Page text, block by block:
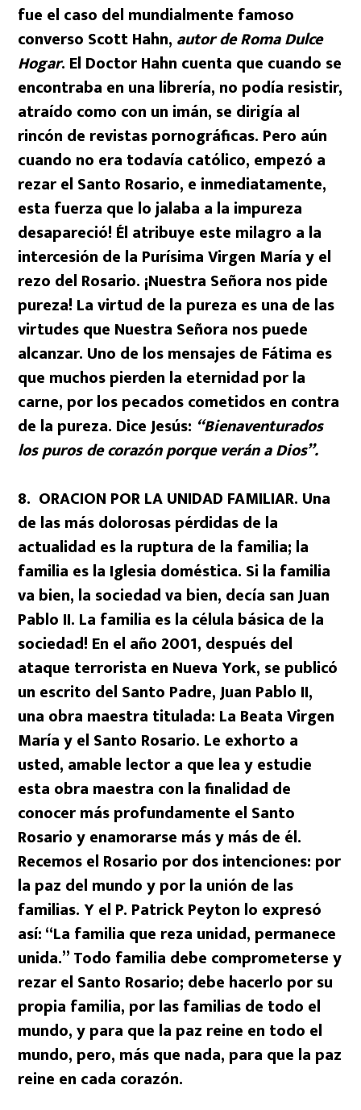
fue el caso del mundialmente famoso
converso Scott Hahn, autor de Roma Dulce
Hogar. El Doctor Hahn cuenta que cuando se
encontraba en una librería, no podía resistir,
atraído como con un imán, se dirigía al
rincón de revistas pornográficas. Pero aún
cuando no era todavía católico, empezó a
rezar el Santo Rosario, e inmediatamente,
esta fuerza que lo jalaba a la impureza
desapareció! Él atribuye este milagro a la
intercesión de la Purísima Virgen María y el
rezo del Rosario. ¡Nuestra Señora nos pide
pureza! La virtud de la pureza es una de las
virtudes que Nuestra Señora nos puede
alcanzar. Uno de los mensajes de Fátima es
que muchos pierden la eternidad por la
carne, por los pecados cometidos en contra
de la pureza. Dice Jesús: “Bienaventurados
los puros de corazón porque verán a Dios”.
8. ORACION POR LA UNIDAD FAMILIAR. Una
de las más dolorosas pérdidas de la
actualidad es la ruptura de la familia; la
familia es la Iglesia doméstica. Si la familia
va bien, la sociedad va bien, decía san Juan
Pablo II. La familia es la célula básica de la
sociedad! En el año 2001, después del
ataque terrorista en Nueva York, se publicó
un escrito del Santo Padre, Juan Pablo II,
una obra maestra titulada: La Beata Virgen
María y el Santo Rosario. Le exhorto a
usted, amable lector a que lea y estudie
esta obra maestra con la finalidad de
conocer más profundamente el Santo
Rosario y enamorarse más y más de él.
Recemos el Rosario por dos intenciones: por
la paz del mundo y por la unión de las
familias. Y el P. Patrick Peyton lo expresó
así: “La familia que reza unidad, permanece
unida.” Todo familia debe comprometerse y
rezar el Santo Rosario; debe hacerlo por su
propia familia, por las familias de todo el
mundo, y para que la paz reine en todo el
mundo, pero, más que nada, para que la paz
reine en cada corazón.